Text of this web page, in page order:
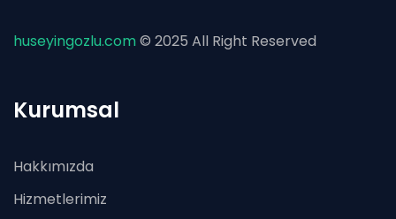
huseyingozlu.com© 2025 All Right Reserved
Kurumsal
Hakkımızda
Hizmetlerimiz